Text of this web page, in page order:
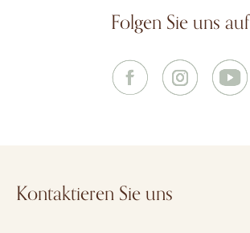
Folgen Sie uns auf
Kontaktieren Sie uns